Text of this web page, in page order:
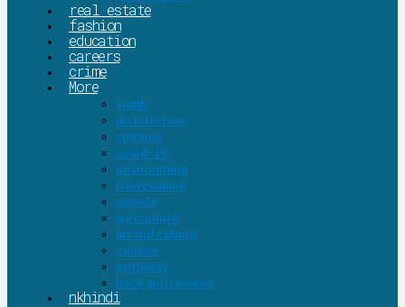
real estate
fashion
education
careers
crime
More
youth
architecture
spiritual
covid-19
environment
Newzealand
canada
agriculture
art and culture
cuisine
astrology
book and reviews
nkhindi